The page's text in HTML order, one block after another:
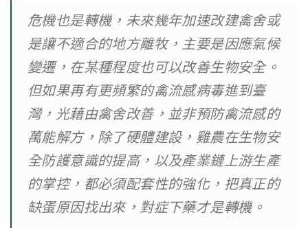
危機也是轉機，未來幾年加速改建禽舍或
是讓不適合的地方離牧，主要是因應氣候
變遷，在某種程度也可以改善生物安全。
但如果再有更頻繁的禽流感病毒進到臺
灣，光藉由禽舍改善，並非預防禽流感的
萬能解方，除了硬體建設，雞農在生物安
全防護意識的提高，以及產業鏈上游生產
的掌控，都必須配套性的強化，把真正的
缺蛋原因找出來，對症下藥才是轉機。